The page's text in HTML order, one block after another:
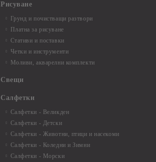
Рисуване
Грунд и почистващи разтвори
Платна за рисуване
Стативи и поставки
Четки и инструменти
Моливи, акварелни комплекти
Свещи
Салфетки
Салфетки - Великден
Салфетки - Детски
Салфетки - Животни, птици и насекоми
Салфетки - Коледни и Зимни
Салфетки - Морски